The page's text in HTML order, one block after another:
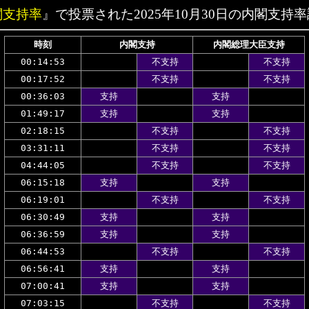
持率』で投票された2025年10月30日の内閣支持
時刻 内閣支持
内閣総理大臣支持
00:14:53
不支持
不支持
00:17:52
不支持
不支持
00:36:03
支持
支持
01:49:17
支持
支持
02:18:15
不支持
不支持
03:31:11
不支持
不支持
04:44:05
不支持
不支持
06:15:18
支持
支持
06:19:01
不支持
不支持
06:30:49
支持
支持
06:36:59
支持
支持
06:44:53
不支持
不支持
06:56:41
支持
支持
07:00:41
支持
支持
07:03:15
不支持
不支持